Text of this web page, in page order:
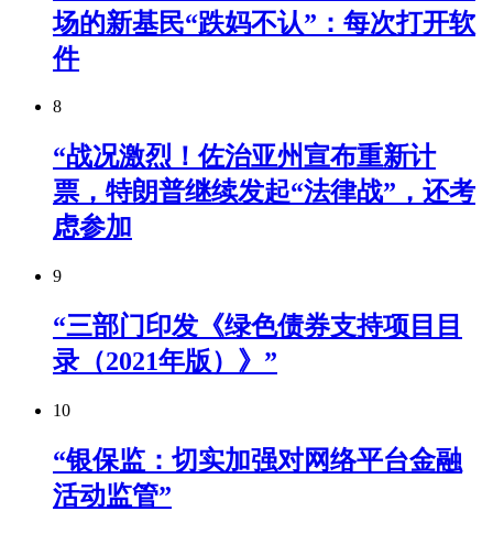
场的新基民“跌妈不认”：每次打开软
件
8
“战况激烈！佐治亚州宣布重新计
票，特朗普继续发起“法律战”，还考
虑参加
9
“三部门印发《绿色债券支持项目目
录（2021年版）》”
10
“银保监：切实加强对网络平台金融
活动监管”